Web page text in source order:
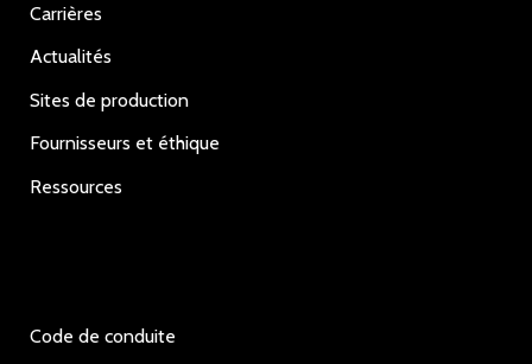
Carrières
Actualités
Sites de production
Fournisseurs et éthique
Ressources
Code de conduite